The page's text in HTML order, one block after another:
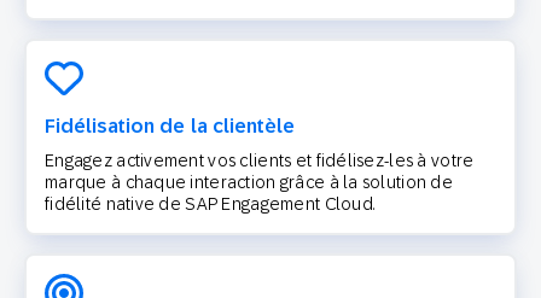
Fidélisation de la clientèle
Engagez activement vos clients et fidélisez-les à votre
marque à chaque interaction grâce à la solution de
fidélité native de SAP Engagement Cloud.